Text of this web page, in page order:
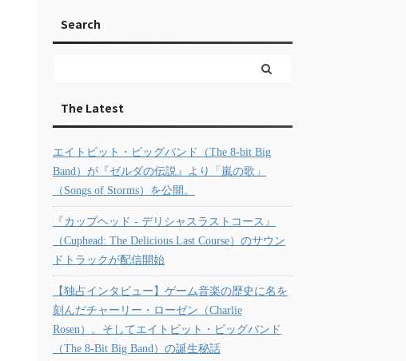
Search
The Latest
エイトビット・ビッグバンド（The 8-bit Big
Band）が『ゼルダの伝説』より「嵐の歌」
（Songs of Storms）を公開。
『カップヘッド - デリシャスラストコース』
（Cuphead: The Delicious Last Course）のサウン
ドトラックが配信開始
【独占インタビュー】ゲーム音楽の歴史に名を
刻んだチャーリー・ローゼン（Charlie
Rosen）。そしてエイトビット・ビッグバンド
（The 8-Bit Big Band）の誕生秘話